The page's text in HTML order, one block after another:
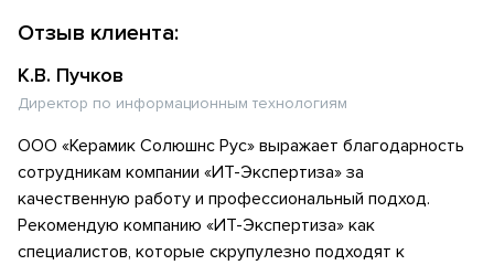
Отзыв клиента:
К.В. Пучков
Директор по информационным технологиям
ООО «Керамик Солюшнс Рус» выражает благодарность
сотрудникам компании «ИТ-Экспертиза» за
качественную работу и профессиональный подход.
Рекомендую компанию «ИТ-Экспертиза» как
специалистов, которые скрупулезно подходят к